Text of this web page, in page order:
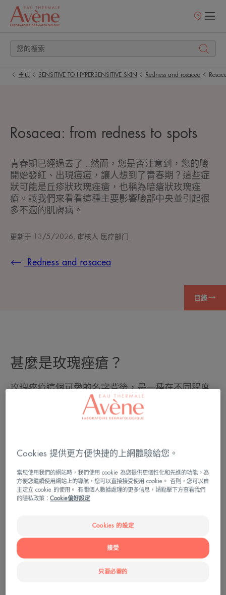
銷
主頁 SENSITIVE TO HYPERSENSITIVE SKIN Redness and rosacea
Rosacea: from redness to spots
青春期已經過去了...然而，您是否注意到，您的臉
開始發紅、出現痘痘，讓人想到了青春期？這些症
狀可能是丘疹狀玫瑰痤瘡，也稱為暗瘡狀玫瑰痤
瘡。讓我們來看看這種主要影響臉部中央並引起很
多不適的肌膚病。
更新于 13/5/2026 , 审核人 医疗部门
Redness and rosacea
目錄
甚麼是玫瑰痤瘡？
玫瑰痤瘡這個可愛的名字背後，是一種在不同程度
上影響許多人的肌膚疾病。可能包括彌漫性發紅、
臉上出現細小的血管以及爆發性的小白頭。在所有
痤瘡患者在日常生活中常常感到尷尬，因為發紅往
Cookies 提供更方便快捷的上網體驗給您。
當您使用我們的網站時，我們使用 cookie 為您提供更個性化和先進的功能。為
方便您繼續使用網站上的導航，您可以直接接受使用 cookie。 否則，您可以自
主定立 cookie 的使用。 有關個人數據處理的更多信息，請點擊下方查看我們
的隱私政策：Cookie偏好設定
Cookies 的設定
只要必需的
接受